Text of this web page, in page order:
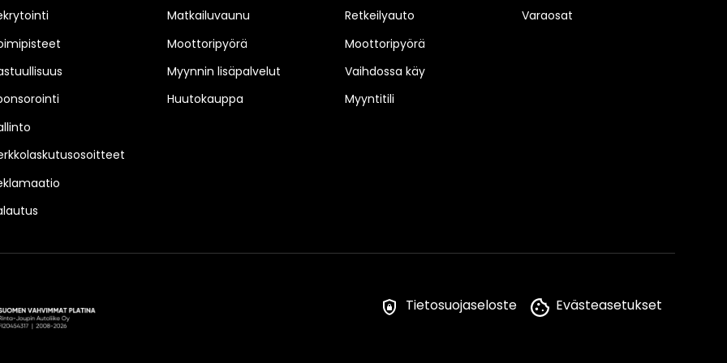
Matkailuvaunu
Moottoripyörä
Myynnin lisäpalvelut
Huutokauppa
Retkeilyauto
Moottoripyörä
Vaihdossa käy
Myyntitili
Varaosat
Tietosuojaseloste Evästeasetukset